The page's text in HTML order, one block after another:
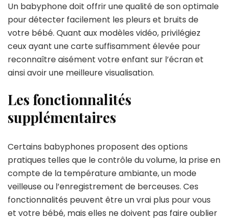
Un babyphone doit offrir une qualité de son optimale
pour détecter facilement les pleurs et bruits de
votre bébé. Quant aux modèles vidéo, privilégiez
ceux ayant une carte suffisamment élevée pour
reconnaître aisément votre enfant sur l’écran et
ainsi avoir une meilleure visualisation.
Les fonctionnalités
supplémentaires
Certains babyphones proposent des options
pratiques telles que le contrôle du volume, la prise en
compte de la température ambiante, un mode
veilleuse ou l’enregistrement de berceuses. Ces
fonctionnalités peuvent être un vrai plus pour vous
et votre bébé, mais elles ne doivent pas faire oublier